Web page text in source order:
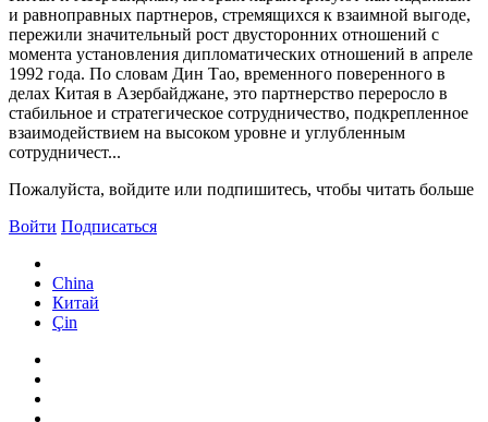
и равноправных партнеров, стремящихся к взаимной выгоде,
пережили значительный рост двусторонних отношений с
момента установления дипломатических отношений в апреле
1992 года. По словам Дин Тао, временного поверенного в
делах Китая в Азербайджане, это партнерство переросло в
стабильное и стратегическое сотрудничество, подкрепленное
взаимодействием на высоком уровне и углубленным
сотрудничест...
Пожалуйста, войдите или подпишитесь, чтобы читать больше
Войти Подписаться
China
Китай
Çin